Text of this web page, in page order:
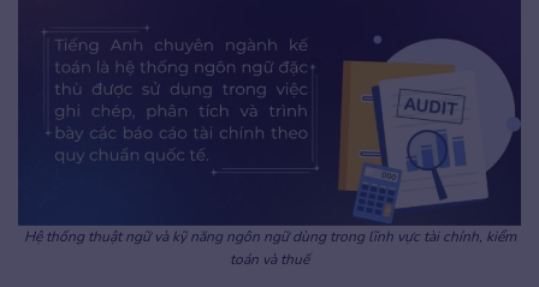
Hệ thống thuật ngữ và kỹ năng ngôn ngữ dùng trong lĩnh vực tài chính, kiểm
toán và thuế